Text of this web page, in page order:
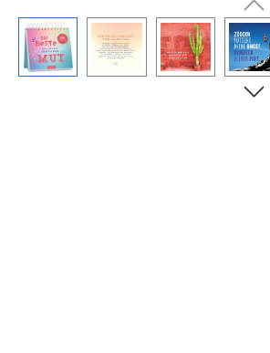
Bildergalerie überspringen